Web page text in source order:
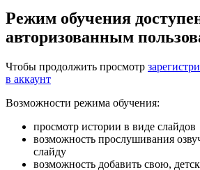
Режим обучения
авторизованным
Чтобы продолжить просмотр
в аккаунт
Возможности режима обучения:
просмотр истории в виде слайдов
возможность прослушивания
слайду
возможность добавить свою,